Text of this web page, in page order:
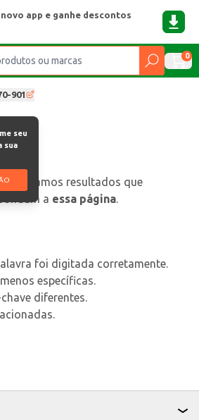
app e ganhe descontos
0
901
seu
sua
resultados que
a essa página.
foi digitada corretamente.
específicas.
diferentes.